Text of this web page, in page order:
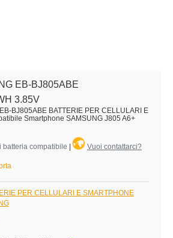
EB-BJ805ABE
3.85V
BJ805ABE BATTERIE PER CELLULARI E
Smartphone SAMSUNG J805 A6+
batteria compatibile Vuoi contattarci?
PER CELLULARI E SMARTPHONE